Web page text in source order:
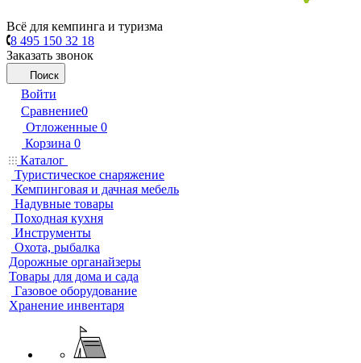
Всё для кемпинга и туризма
8 495 150 32 18
Заказать звонок
Поиск
Войти
Сравнение0
Отложенные 0
Корзина 0
Каталог
Туристическое снаряжение
Кемпинговая и дачная мебель
Надувные товары
Походная кухня
Инструменты
Охота, рыбалка
Дорожные органайзеры
Товары для дома и сада
Газовое оборудование
Хранение инвентаря